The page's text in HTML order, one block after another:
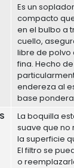
Es un
compacto
en el bulbo a
cuello,
libre de polvo
fina. Hecho
endereza al
base
La boquilla
suave que
la superficie
El filtro se
o